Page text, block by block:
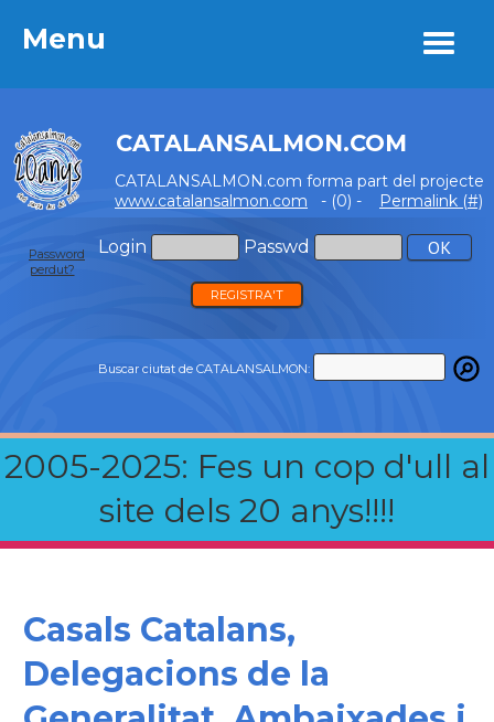
Menu
CATALANSALMON.COM
CATALANSALMON.com forma part del projecte
www.catalansalmon.com - (0) - Permalink (#)
Login Passwd
Password
perdut?
REGISTRA'T
Buscar ciutat de CATALANSALMON:
2005-2025: Fes un cop d'ull al
site dels 20 anys!!!!
Menu
Casals Catalans,
Delegacions de la